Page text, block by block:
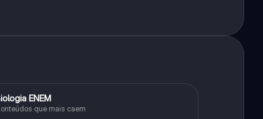
CiênciaENEM
que mais caem